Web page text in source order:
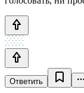
Ответить